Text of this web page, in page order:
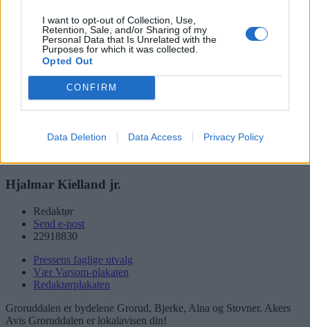
I want to opt-out of Collection, Use,
Retention, Sale, and/or Sharing of my
Personal Data that Is Unrelated with the
Purposes for which it was collected.
Opted Out
CONFIRM
Data Deletion Data Access Privacy Policy
Logg inn
Kontakt
Trondheimsveien 459
0962 Oslo
Åpningstider
Sentralbord mandag-fredag 08.30-16.30
Hjalmar Kielland jr.
Redaktør
Send e-post
22918830
Pressens faglige utvalg
Vær Varsom-plakaten
Redaktørplakaten
Groruddalen er bydelene Grorud, Bjerke, Alna og Stovner. Akers
Avis Groruddalen er lokalavisen din!